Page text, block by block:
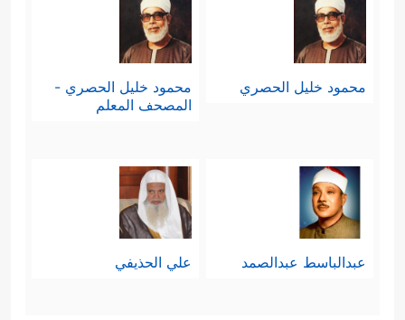
محمود خليل الحصري
محمود خليل الحصري -
المصحف المعلم
عبدالباسط عبدالصمد علي الحذيفي